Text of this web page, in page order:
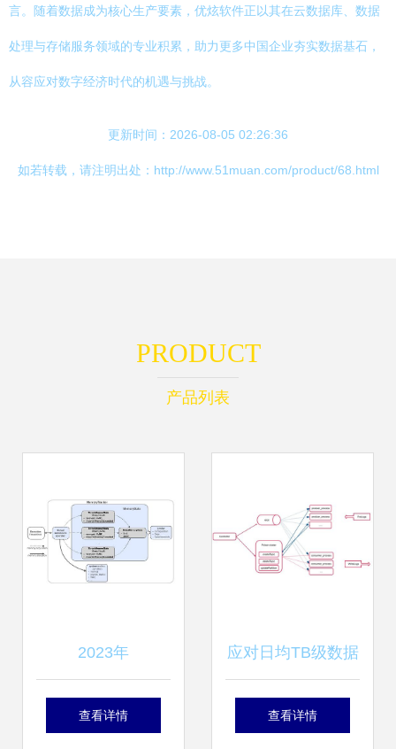
言。随着数据成为核心生产要素，优炫软件正以其在云数据库、数据
处理与存储服务领域的专业积累，助力更多中国企业夯实数据基石，
从容应对数字经济时代的机遇与挑战。
更新时间：2026-08-05 02:26:36
如若转载，请注明出处：http://www.51muan.com/product/68.html
PRODUCT
产品列表
2023年
NeBulAnGraph技
查看详情
应对日均TB级数据
量挑战 金山云选用
查看详情